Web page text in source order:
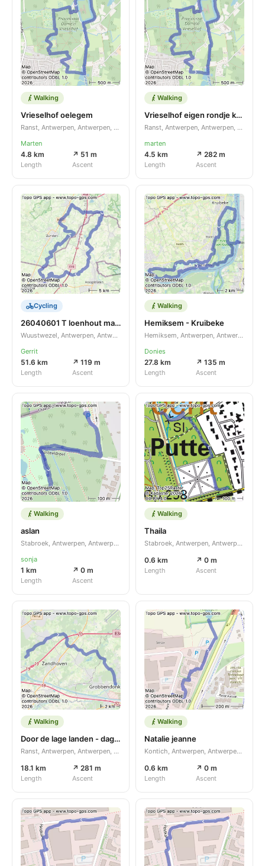
Walking
Vrieselhof oelegem
Ranst, Antwerpen, Antwerpen, BE
Marten
4.8 km
Length
↗ 51 m
Ascent
Walking
Vrieselhof eigen rondje kort km
Ranst, Antwerpen, Antwerpen, BE
marten
4.5 km
Length
↗ 282 m
Ascent
Cycling
26040601 T loenhout mark 59RO
Wuustwezel, Antwerpen, Antwerpen, BE
Gerrit
51.6 km
Length
↗ 119 m
Ascent
Walking
Hemiksem - Kruibeke
Hemiksem, Antwerpen, Antwerpen, BE
Donies
27.8 km
Length
↗ 135 m
Ascent
Walking
aslan
Stabroek, Antwerpen, Antwerpen, BE
sonja
1 km
Length
↗ 0 m
Ascent
Walking
Thaila
Stabroek, Antwerpen, Antwerpen, BE
0.6 km
Length
↗ 0 m
Ascent
Walking
Door de lage landen - dag 11
Ranst, Antwerpen, Antwerpen, BE
18.1 km
Length
↗ 281 m
Ascent
Walking
Natalie jeanne
Kontich, Antwerpen, Antwerpen, BE
0.6 km
Length
↗ 0 m
Ascent